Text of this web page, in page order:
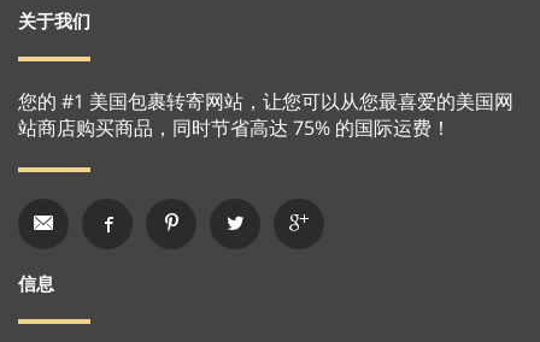
关于我们
您的 #1 美国包裹转寄网站，让您可以从您最喜爱的美国网
站商店购买商品，同时节省高达 75% 的国际运费！
信息